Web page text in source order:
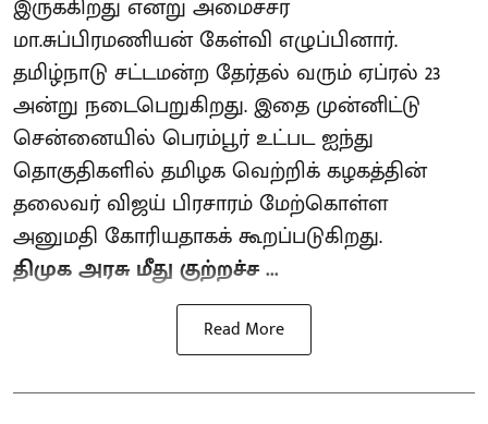
மா.சுப்பிரமணியன் கேள்வி எழுப்பினார்.
தமிழ்நாடு சட்டமன்ற தேர்தல் வரும் ஏப்ரல் 23
அன்று நடைபெறுகிறது. இதை முன்னிட்டு
சென்னையில் பெரம்பூர் உட்பட ஐந்து
தொகுதிகளில் தமிழக வெற்றிக் கழகத்தின்
தலைவர் விஜய் பிரசாரம் மேற்கொள்ள
அனுமதி கோரியதாகக் கூறப்படுகிறது.
திமுக அரசு மீது குற்றச்ச ...
Read More